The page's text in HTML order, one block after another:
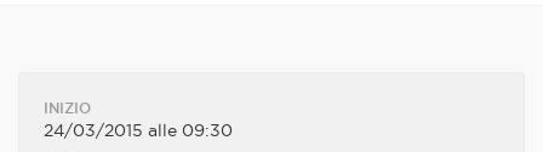
INIZIO
24/03/2015 alle 09:30